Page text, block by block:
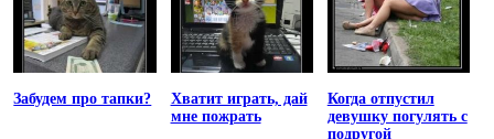
Забудем про тапки?
Хватит играть, дай
мне пожрать
Когда отпустил
девушку погулять с
подругой